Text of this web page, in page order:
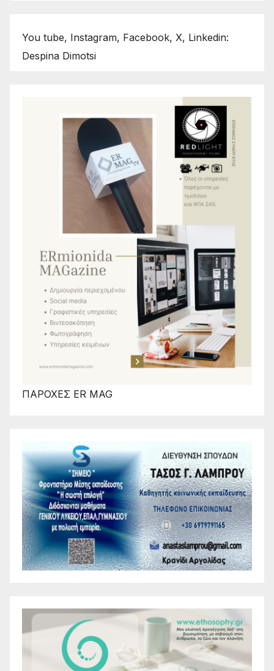
You tube, Instagram, Facebook, X, Linkedin:
Despina Dimotsi
ΠΑΡΟΧΕΣ ER MAG